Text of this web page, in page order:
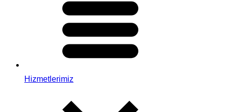
Hizmetlerimiz